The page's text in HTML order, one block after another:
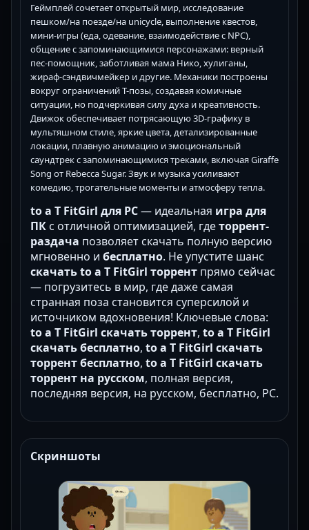
Геймплей сочетает открытый мир, исследование
пешком/на поезде/на unicycle, выполнение квестов,
мини-игры (еда, одевание, взаимодействие с NPC),
общение с запоминающимися персонажами: верный
пес-помощник, заботливая мама Нико, хулиганы,
жираф-сэндвичмейкер и другие. Механики построены
вокруг ограничений Т-позы, создавая комичные
ситуации, но подчеркивая силу духа и креативность.
Движок обеспечивает потрясающую 3D-графику в
мультяшном стиле, яркие цвета, детализированные
локации, плавную анимацию и эмоциональный
саундтрек с запоминающимися треками, включая Giraffe
Song от Rebecca Sugar. Звук и музыка усиливают
комедию, трогательные моменты и атмосферу тепла.
to a T FitGirl для PC— идеальная игра для
ПК с отличной оптимизацией, гдеторрент-
раздача позволяет скачать полную версию
мгновенно и бесплатно. Не упустите шанс
скачать to a T FitGirl торрент прямо сейчас
— погрузитесь в мир, где даже самая
странная поза становится суперсилой и
источником вдохновения! Ключевые слова:
to a T FitGirl скачать торрент, to a T FitGirl
скачать бесплатно, to a T FitGirl скачать
торрент бесплатно, to a T FitGirl скачать
торрент на русском, полная версия,
последняя версия, на русском, бесплатно, PC.
Скриншоты